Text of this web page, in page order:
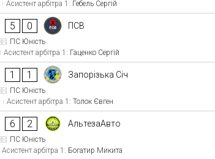
Асистент арбітра 1: Гебель Сергій
5 0 ПСВ
ПС Юність
Асистент арбітра 1: Гаценко Сергій
1 1 Запорізька Січ
ПС Юність
Асистент арбітра 1: Толок Євген
6 2 АльтезаАвто
ПС Юність
Асистент арбітра 1: Богатир Микита